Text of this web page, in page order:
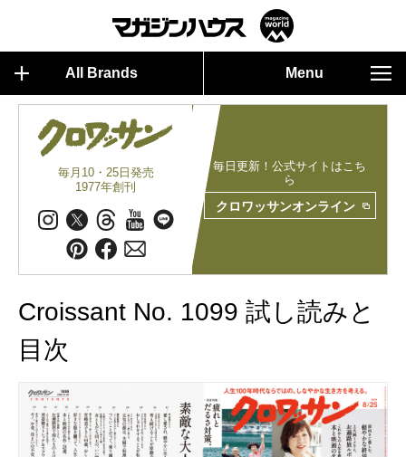
All Brands Menu
毎月10・25日発売
1977年創刊
毎日更新！公式サイトはこち
ら
クロワッサンオンライン
Croissant No. 1099 試し読みと
目次